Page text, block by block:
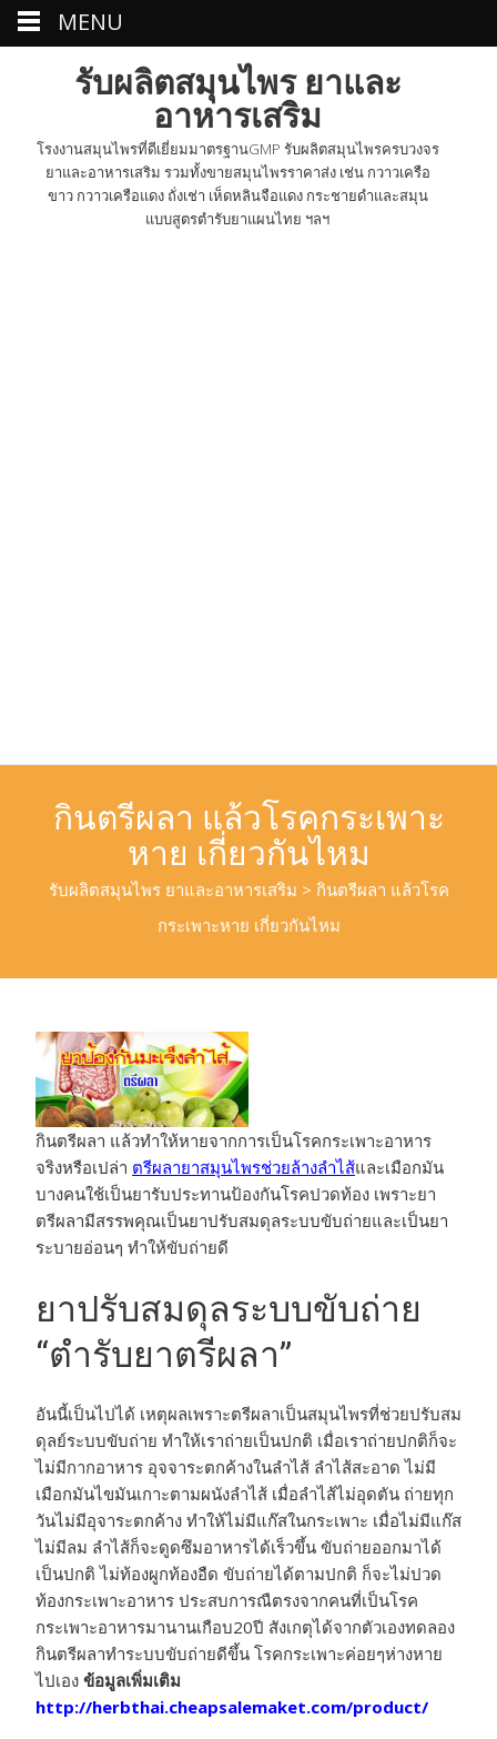
รับผลิตสมุนไพร ยาและ
อาหารเสริม
โรงงานสมุนไพรที่ดีเยี่ยมมาตรฐานGMP รับผลิตสมุนไพรครบวงจร
ยาและอาหารเสริม รวมทั้งขายสมุนไพรราคาส่ง เช่น กวาวเครือ
ขาว กวาวเครือแดง ถั่งเช่า เห็ดหลินจือแดง กระชายดำและสมุน
แบบสูตรตำรับยาแผนไทย ฯลฯ
กินตรีผลา แล้วโรคกระเพาะ
หาย เกี่ยวกันไหม
รับผลิตสมุนไพร ยาและอาหารเสริม > กินตรีผลา แล้วโรค
กระเพาะหาย เกี่ยวกันไหม
กินตรีผลา แล้วทำให้หายจากการเป็นโรคกระเพาะอาหาร
จริงหรือเปล่า ตรีผลายาสมุนไพรช่วยล้างลำไส้และเมือกมัน
บางคนใช้เป็นยารับประทานป้องกันโรคปวดท้อง เพราะยา
ตรีผลามีสรรพคุณเป็นยาปรับสมดุลระบบขับถ่ายและเป็นยา
ระบายอ่อนๆ ทำให้ขับถ่ายดี
ยาปรับสมดุลระบบขับถ่าย
“ตำรับยาตรีผลา”
อันนี้เป็นไปได้ เหตุผลเพราะตรีผลาเป็นสมุนไพรที่ช่วยปรับสม
ดุลย์ระบบขับถ่าย ทำให้เราถ่ายเป็นปกติ เมื่อเราถ่ายปกติก็จะ
ไม่มีกากอาหาร อุจจาระตกค้างในลำไส้ ลำไส้สะอาด ไม่มี
เมือกมันไขมันเกาะตามผนังลำไส้ เมื่อลำไส้ไม่อุดตัน ถ่ายทุก
วันไม่มีอุจาระตกค้าง ทำให้ไม่มีแก๊สในกระเพาะ เมื่อไม่มีแก๊ส
ไม่มีลม ลำไส้ก็จะดูดซึมอาหารได้เร็วขึ้น ขับถ่ายออกมาได้
เป็นปกติ ไม่ท้องผูกท้องอืด ขับถ่ายได้ตามปกติ ก็จะไม่ปวด
ท้องกระเพาะอาหาร ประสบการณืตรงจากคนที่เป็นโรค
กระเพาะอาหารมานานเกือบ20ปี สังเกตุได้จากตัวเองทดลอง
กินตรีผลาทำระบบขับถ่ายดีขึ้น โรคกระเพาะค่อยๆห่างหาย
ไปเอง ข้อมูลเพิ่มเติม
http://herbthai.cheapsalemaket.com/product/
MENU